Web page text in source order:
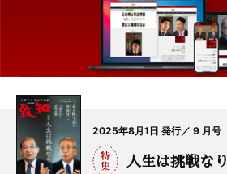
2025年8月1日 発行／ 9 月号
人生は挑戦なり